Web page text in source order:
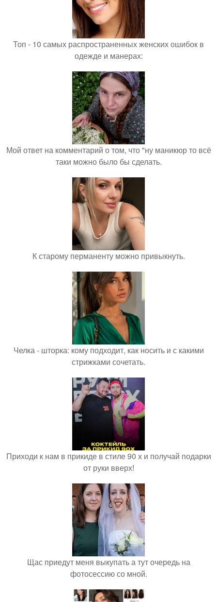
Топ - 10 самых распространенных женских ошибок в
одежде и манерах:
Мой ответ на комментарий о том, что "ну маникюр то всё
таки можно было бы сделать.
К старому перманенту можно привыкнуть.
Челка - шторка: кому подходит, как носить и с какими
стрижками сочетать.
Приходи к нам в прикиде в стиле 90 х и получай подарки
от руки вверх!
Щас приедут меня выкупать а тут очередь на
фотосессию со мной.